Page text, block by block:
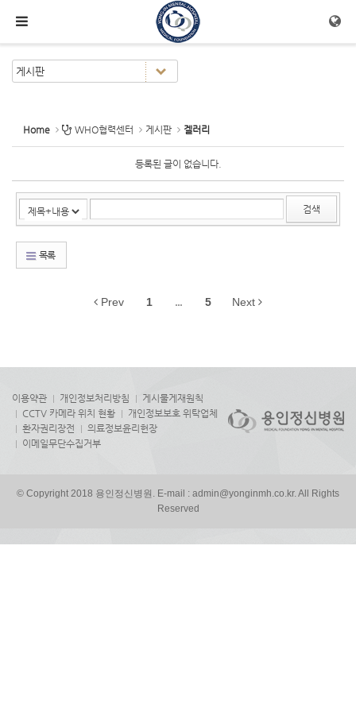
Home WHO협력센터 게시판 겔러리
등록된 글이 없습니다.
검색
목록
Prev 1 ... 5 Next
이용약관 개인정보처리방침
게시물게재원칙
CCTV 카메라 위치 현황
개인정보보호 위탁업체
환자권리장전
의료정보윤리헌장
이메일무단수집거부
© Copyright 2018 용인정신병원. E-mail : admin@yonginmh.co.kr. All Rights
Reserved